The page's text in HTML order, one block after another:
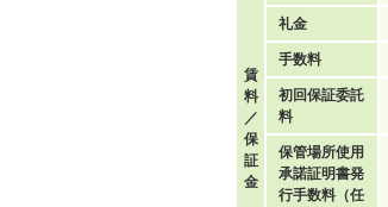
賃
料
／
保
証
金
礼金
手数料
初回保証委託
料
保管場所使用
承諾証明書発
行手数料（任